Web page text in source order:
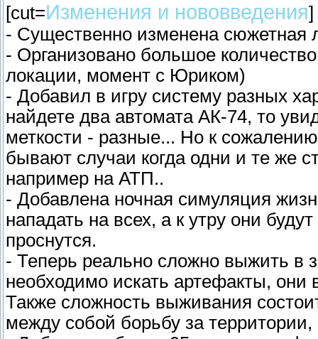
[cut=Изменения и нововведения]
- Существенно изменена сюжетная
- Организовано большое
локации, момент с Юриком)
- Добавил в игру систему разных
найдете два автомата АК-74, то
меткости - разные... Но к
бывают случаи когда одни и те же
например на АТП..
- Добавлена ночная симуляция
нападать на всех, а к утру они
проснутся.
- Теперь реально сложно выжить в
необходимо искать артефакты, они
Также сложность выживания
между собой борьбу за